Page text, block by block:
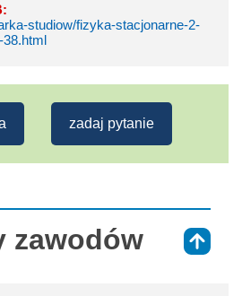
studiow/fizyka-stacjonarne-2-
38.html
zadaj pytanie
zawodów